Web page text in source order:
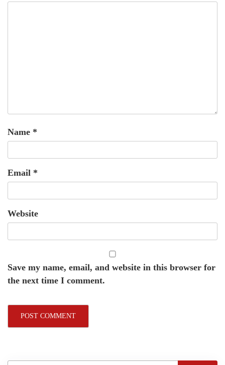
Name *
Email *
Website
Save my name, email, and website in this browser for
the next time I comment.